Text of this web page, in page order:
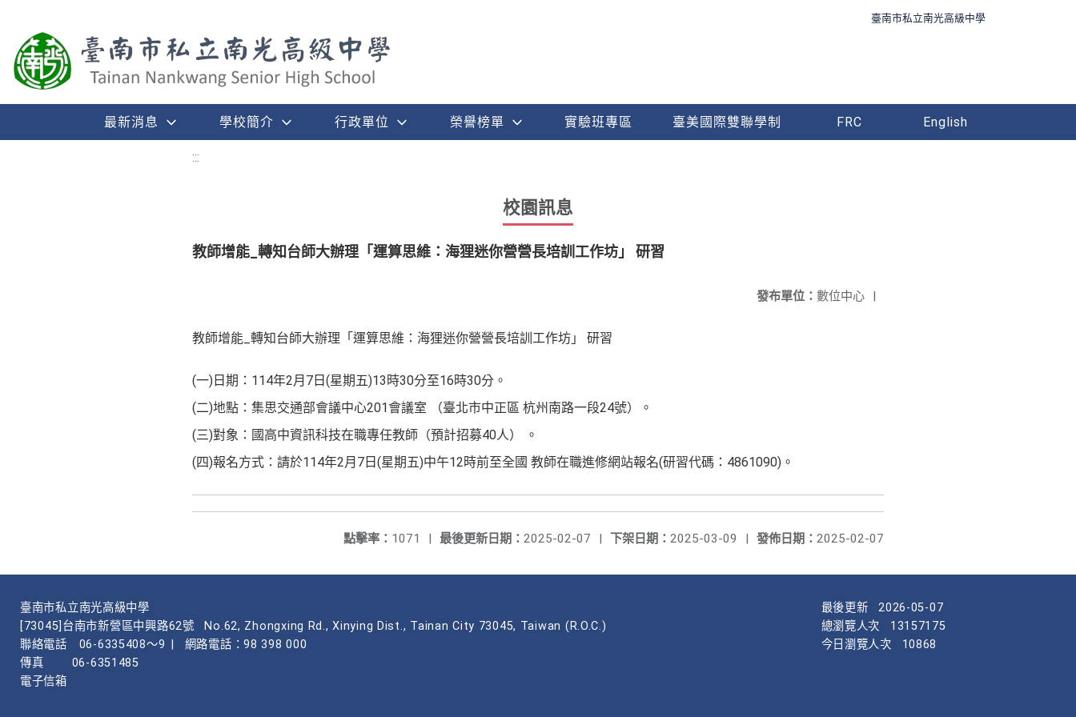
臺南市私立南光高級中學
最新消息 學校簡介 行政單位 榮譽榜單 實驗班專區 臺美國際雙聯學制 FRC English
:::
校園訊息
教師增能_轉知台師大辦理「運算思維：海狸迷你營營長培訓工作坊」 研習
發布單位： 數位中心 |
教師增能_轉知台師大辦理「運算思維：海狸迷你營營長培訓工作坊」 研習
(一)日期：114年2月7日(星期五)13時30分至16時30分。
(二)地點：集思交通部會議中心201會議室 （臺北市中正區 杭州南路一段24號）。
(三)對象：國高中資訊科技在職專任教師（預計招募40人） 。
(四)報名方式：請於114年2月7日(星期五)中午12時前至全國 教師在職進修網站報名(研習代碼：4861090)。
發佈日期： 2025-02-07
下架日期： 2025-03-09 |
最後更新日期： 2025-02-07 |
點擊率： 1071 |
臺南市私立南光高級中學
[73045]台南市新營區中興路62號
No.62, Zhongxing Rd., Xinying Dist., Tainan City 73045, Taiwan (R.O.C.)
聯絡電話
06-6335408～9
網路電話：98 398 000
傳真
06-6351485
電子信箱
最後更新
2026-05-07
總瀏覽人次
13157175
今日瀏覽人次
10868